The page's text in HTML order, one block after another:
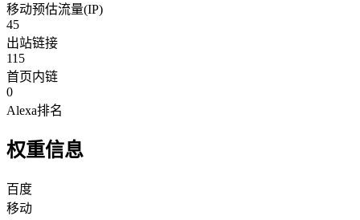
移动预估流量(IP)
45
出站链接
115
首页内链
0
Alexa排名
权重信息
百度
移动